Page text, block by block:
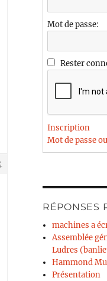
Mot de passe:
Rester
Inscription
Mot de passe
RÉPONSES
machines a
Assemblée
Ludres
Hammond
Présentation